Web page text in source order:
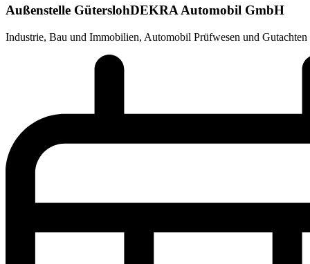
Außenstelle GüterslohDEKRA Automobil GmbH
Industrie, Bau und Immobilien, Automobil Prüfwesen und Gutachten